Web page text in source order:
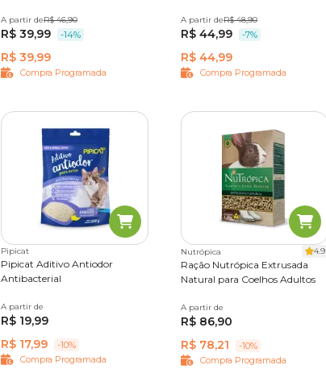
1,8 kg
A partir deR$ 46,90
R$ 39,99 -14%
R$ 39,99
Compra Programada
500 g
A partir deR$ 48,90
R$ 44,99 -7%
R$ 44,99
Compra Programada
Pipicat
Pipicat Aditivo Antiodor
Antibacterial
500 g
A partir de
R$ 19,99
R$ 17,99
-10%
Compra Programada
Nutrópica 4.9
Ração Nutrópica Extrusada
Natural para Coelhos Adultos
1,2 kg
A partir de
R$ 86,90
R$ 78,21
-10%
Compra Programada